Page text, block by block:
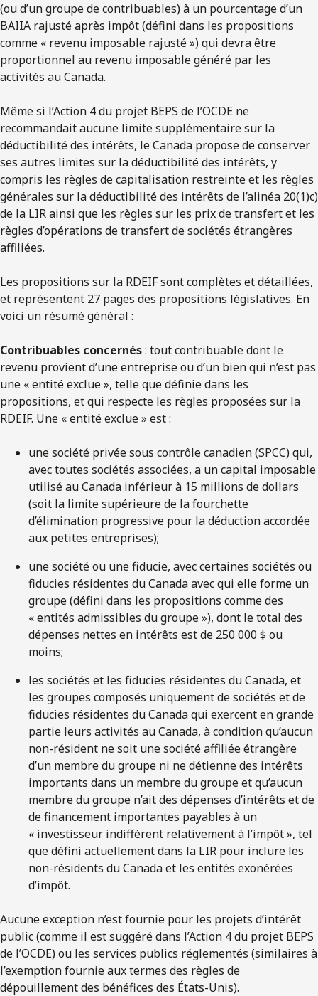
(ou d’un groupe de contribuables) à un pourcentage d’un
BAIIA rajusté après impôt (défini dans les propositions
comme « revenu imposable rajusté ») qui devra être
proportionnel au revenu imposable généré par les
activités au Canada.
Même si l’Action 4 du projet BEPS de l’OCDE ne
recommandait aucune limite supplémentaire sur la
déductibilité des intérêts, le Canada propose de conserver
ses autres limites sur la déductibilité des intérêts, y
compris les règles de capitalisation restreinte et les règles
générales sur la déductibilité des intérêts de l’alinéa 20(1)c)
de la LIR ainsi que les règles sur les prix de transfert et les
règles d’opérations de transfert de sociétés étrangères
affiliées.
Les propositions sur la RDEIF sont complètes et détaillées,
et représentent 27 pages des propositions législatives. En
voici un résumé général :
Contribuables concernés: tout contribuable dont le
revenu provient d’une entreprise ou d’un bien qui n’est pas
une « entité exclue », telle que définie dans les
propositions, et qui respecte les règles proposées sur la
RDEIF. Une « entité exclue » est :
une société privée sous contrôle canadien (SPCC) qui,
avec toutes sociétés associées, a un capital imposable
utilisé au Canada inférieur à 15 millions de dollars
(soit la limite supérieure de la fourchette
d’élimination progressive pour la déduction accordée
aux petites entreprises);
une société ou une fiducie, avec certaines sociétés ou
fiducies résidentes du Canada avec qui elle forme un
groupe (défini dans les propositions comme des
« entités admissibles du groupe »), dont le total des
dépenses nettes en intérêts est de 250 000 $ ou
moins;
les sociétés et les fiducies résidentes du Canada, et
les groupes composés uniquement de sociétés et de
fiducies résidentes du Canada qui exercent en grande
partie leurs activités au Canada, à condition qu’aucun
non-résident ne soit une société affiliée étrangère
d’un membre du groupe ni ne détienne des intérêts
importants dans un membre du groupe et qu’aucun
membre du groupe n’ait des dépenses d’intérêts et de
de financement importantes payables à un
« investisseur indifférent relativement à l’impôt », tel
que défini actuellement dans la LIR pour inclure les
non-résidents du Canada et les entités exonérées
d’impôt.
Aucune exception n’est fournie pour les projets d’intérêt
public (comme il est suggéré dans l’Action 4 du projet BEPS
de l’OCDE) ou les services publics réglementés (similaires à
l’exemption fournie aux termes des règles de
dépouillement des bénéfices des États-Unis).